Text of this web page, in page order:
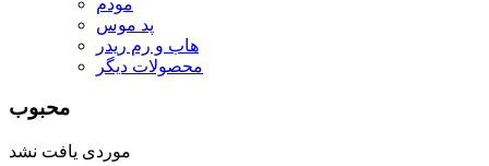
پد موس
هاب و رم ریدر
محصولات دیگر
محبوب
موردی یافت نشد